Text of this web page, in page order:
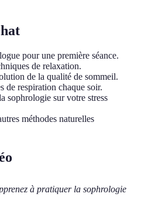
pour une première séance.
de relaxation.
de la qualité de sommeil.
de respiration chaque soir.
sophrologie sur votre stress
méthodes naturelles
à pratiquer la sophrologie